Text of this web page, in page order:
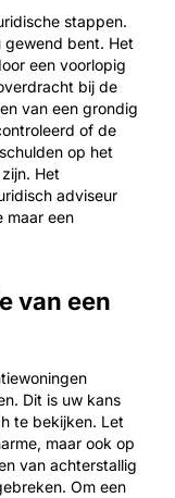
stappen.
gewend bent. Het
een voorlopig
bij de
van een grondig
of de
op het
Het
adviseur
maar een
van een
Dit is uw kans
te bekijken. Let
maar ook op
van achterstallig
Om een